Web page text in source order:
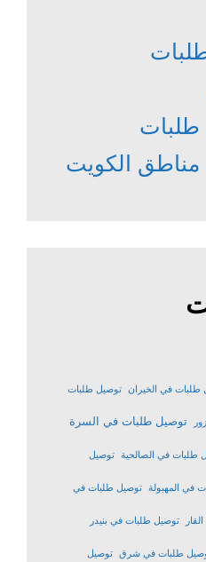
الكويت
طلبات في الخيران توصيل طلبات
توصيل طلبات في السرة
طلبات في الصالحية توصيل
في المهبولة توصيل طلبات في
توصيل طلبات في بنيدر
طلبات في شرق توصيل